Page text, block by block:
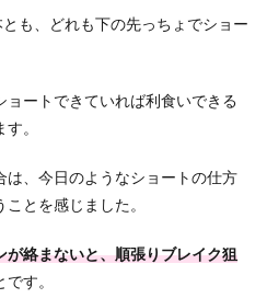
も、どれも下の先っちょでショー
ートできていれば利食いできる
。
、今日のようなショートの仕方
とを感じました。
絡まないと、順張りブレイク狙
す。